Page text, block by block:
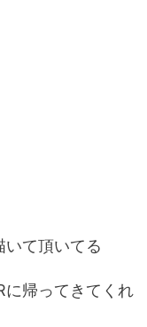
いて頂いてる
帰ってきてくれ